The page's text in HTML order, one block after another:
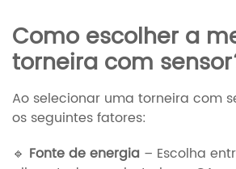
Como escolher a
torneira com
Ao selecionar uma torneira com
os seguintes fatores:
🔹 Fonte de energia – Escolha